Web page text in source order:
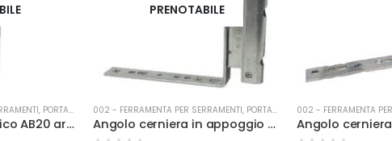
002 - FERRAMENTA PER SERRAMENTI,PORTA-FINESTRA
Angolo cerniera in appoggio con fissaggio battuta 18 DX ARIA 4
002 - FERRAMENTA PER SERRAMENTI,PORTA-FINESTRA
Angolo cerniera DT130 con fissaggio battuta 12/18